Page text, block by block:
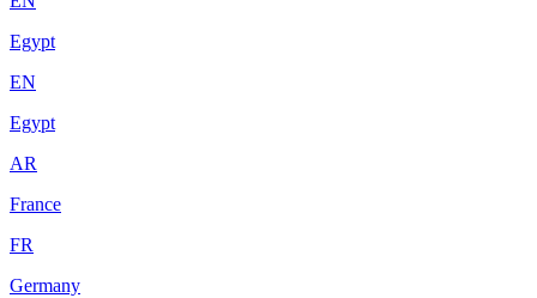
Egypt
EN
Egypt
AR
France
FR
Germany